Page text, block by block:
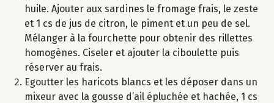
huile. Ajouter aux sardines le fromage frais, le zeste
et 1 cs de jus de citron, le piment et un peu de sel.
Mélanger à la fourchette pour obtenir des rillettes
homogènes. Ciseler et ajouter la ciboulette puis
réserver au frais.
Egoutter les haricots blancs et les déposer dans un
mixeur avec la gousse d’ail épluchée et hachée, 1 cs